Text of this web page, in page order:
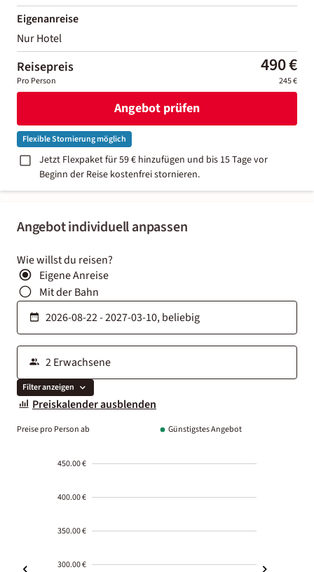
Angebot individuell anpassen
Wie willst du reisen?
Eigene Anreise
Mit der Bahn
Filter anzeigen
Preiskalender ausblenden
Preise pro Person ab Günstigstes Angebot
450.00 €
400.00 €
350.00 €
300.00 €
Eigenanreise
Nur Hotel
Reisepreis 490 €
Pro Person 245 €
Angebot prüfen
Flexible Stornierung möglich
Jetzt Flexpaket für 59 € hinzufügen und bis 15 Tage vor
Beginn der Reise kostenfrei stornieren.